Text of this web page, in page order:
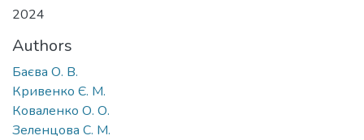
2024
Authors
Баєва О. В.
Кривенко Є. М.
Коваленко О. О.
Зеленцова С. М.